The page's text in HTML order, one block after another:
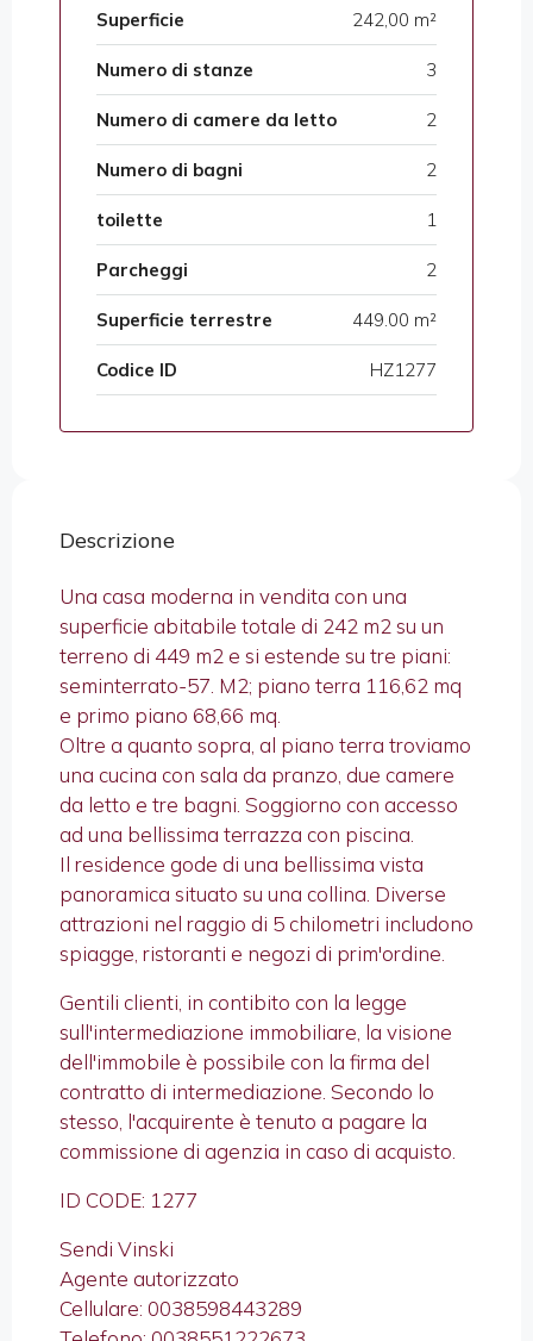
Superficie 242,00 m²
Numero di stanze 3
Numero di camere da letto 2
Numero di bagni 2
toilette 1
Parcheggi 2
Superficie terrestre 449.00 m²
Codice ID HZ1277
Descrizione
Una casa moderna in vendita con una
superficie abitabile totale di 242 m2 su un
terreno di 449 m2 e si estende su tre piani:
seminterrato-57. M2; piano terra 116,62 mq
e primo piano 68,66 mq.
Oltre a quanto sopra, al piano terra troviamo
una cucina con sala da pranzo, due camere
da letto e tre bagni. Soggiorno con accesso
ad una bellissima terrazza con piscina.
Il residence gode di una bellissima vista
panoramica situato su una collina. Diverse
attrazioni nel raggio di 5 chilometri includono
spiagge, ristoranti e negozi di prim'ordine.
Gentili clienti, in contibito con la legge
sull'intermediazione immobiliare, la visione
dell'immobile è possibile con la firma del
contratto di intermediazione. Secondo lo
stesso, l'acquirente è tenuto a pagare la
commissione di agenzia in caso di acquisto.
ID CODE: 1277
Sendi Vinski
Agente autorizzato
Cellulare: 0038598443289